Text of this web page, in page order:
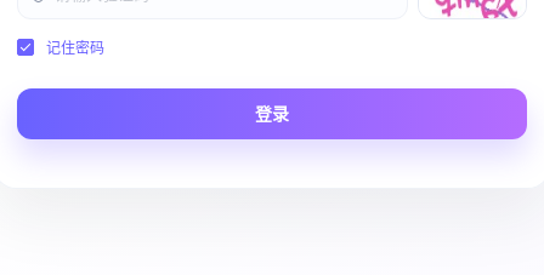
记住密码
登录